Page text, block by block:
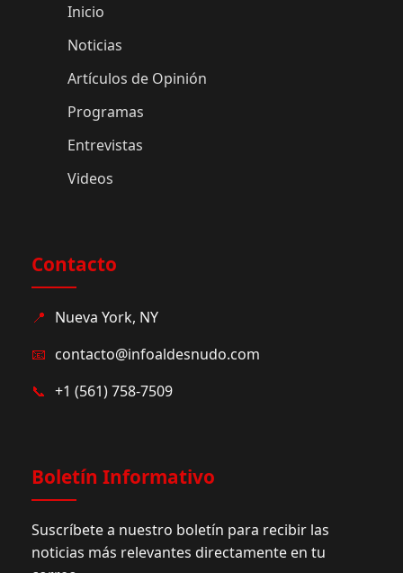
Inicio
Noticias
Artículos de Opinión
Programas
Entrevistas
Videos
Contacto
📍 Nueva York, NY
📧 contacto@infoaldesnudo.com
📞 +1 (561) 758-7509
Boletín Informativo
Suscríbete a nuestro boletín para recibir las
noticias más relevantes directamente en tu